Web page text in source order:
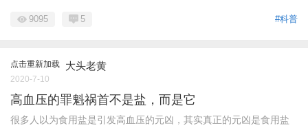
#科普
9095 5
点击重新加载 大头老黄
2020-7-10
高血压的罪魁祸首不是盐，而是它
很多人以为食用盐是引发高血压的元凶，其实真正的元凶是食用盐